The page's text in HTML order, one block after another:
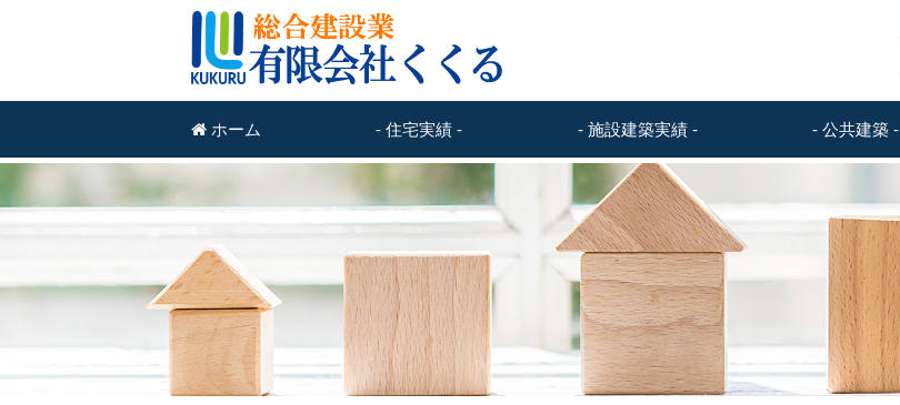
ホーム - 住宅実績 - - 施設建築実績 - - 公共建築 -